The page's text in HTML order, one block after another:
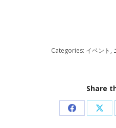
Categories: イベント ,
Share
Share